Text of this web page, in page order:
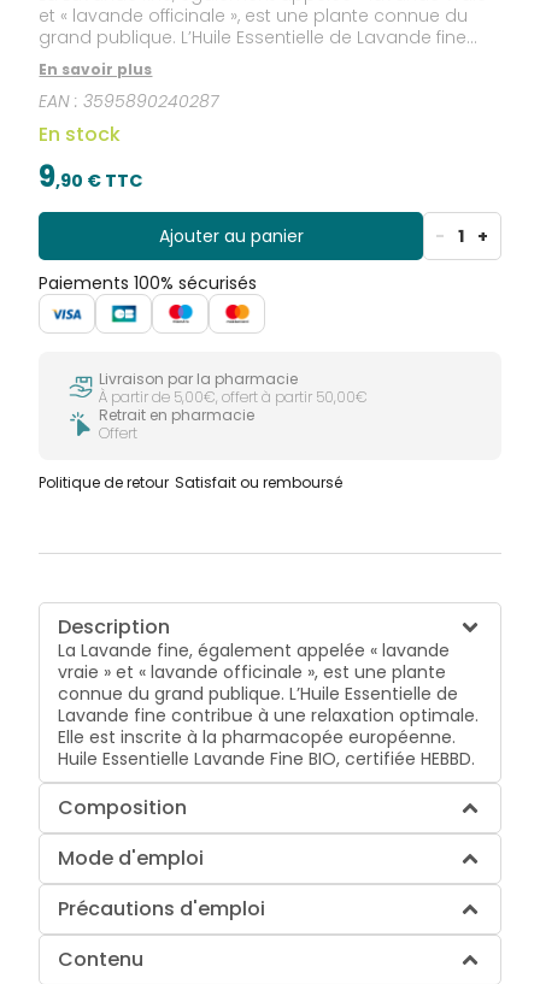
et « lavande officinale », est une plante connue du
grand publique. L’Huile Essentielle de Lavande fine
contribue à une relaxation optimale. Elle est inscrite à
la pharmacopée européenne. Huile Essentielle
Lavande Fine BIO, certifiée HEBBD.
En savoir plus
EAN :3595890240287
En stock
9,90 € TTC
Ajouter au panier - 1 +
Paiements 100% sécurisés
Livraison par la pharmacie
À partir de 5,00€, offert à partir 50,00€
Retrait en pharmacie
Offert
Politique de retour Satisfait ou remboursé
Description
La Lavande fine, également appelée « lavande
vraie » et « lavande officinale », est une plante
connue du grand publique. L’Huile Essentielle de
Lavande fine contribue à une relaxation optimale.
Elle est inscrite à la pharmacopée européenne.
Huile Essentielle Lavande Fine BIO, certifiée HEBBD.
Composition
Mode d'emploi
Précautions d'emploi
Contenu